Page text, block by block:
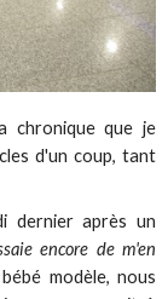
chronique que je
d'un coup, tant
dernier après un
encore de m'en
modèle, nous